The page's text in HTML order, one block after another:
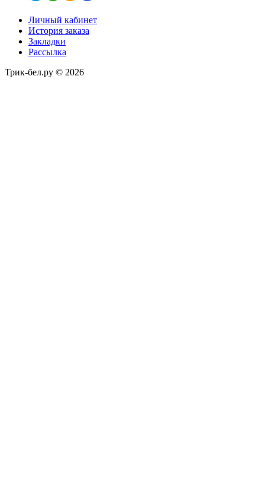
Личный кабинет
История заказа
Закладки
Рассылка
Трик-бел.ру © 2026